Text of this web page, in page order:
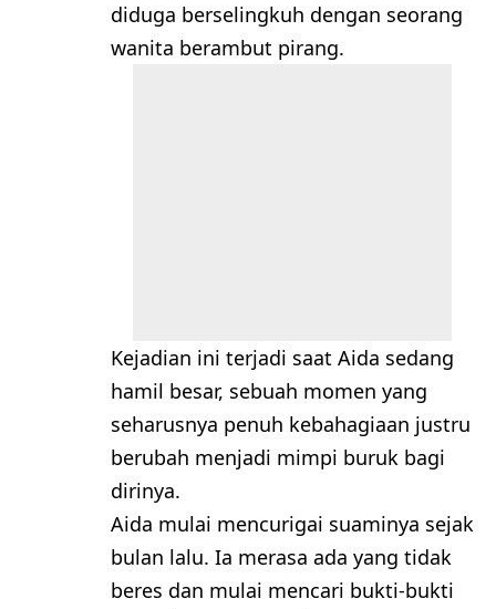
diduga berselingkuh dengan seorang
wanita berambut pirang.
Kejadian ini terjadi saat Aida sedang
hamil besar, sebuah momen yang
seharusnya penuh kebahagiaan justru
berubah menjadi mimpi buruk bagi
dirinya.
Aida mulai mencurigai suaminya sejak
bulan lalu. Ia merasa ada yang tidak
beres dan mulai mencari bukti-bukti